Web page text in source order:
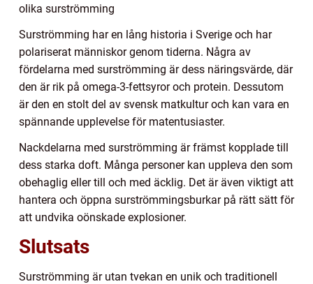
olika surströmming
Surströmming har en lång historia i Sverige och har
polariserat människor genom tiderna. Några av
fördelarna med surströmming är dess näringsvärde, där
den är rik på omega-3-fettsyror och protein. Dessutom
är den en stolt del av svensk matkultur och kan vara en
spännande upplevelse för matentusiaster.
Nackdelarna med surströmming är främst kopplade till
dess starka doft. Många personer kan uppleva den som
obehaglig eller till och med äcklig. Det är även viktigt att
hantera och öppna surströmmingsburkar på rätt sätt för
att undvika oönskade explosioner.
Slutsats
Surströmming är utan tvekan en unik och traditionell